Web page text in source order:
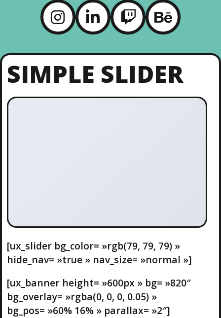
SIMPLE SLIDER
[ux_slider bg_color= »rgb(79, 79, 79) »
hide_nav= »true » nav_size= »normal »]
[ux_banner height= »600px » bg= »820″
bg_overlay= »rgba(0, 0, 0, 0.05) »
bg_pos= »60% 16% » parallax= »2″]